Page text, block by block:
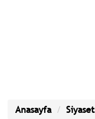
Anasayfa Siyaset